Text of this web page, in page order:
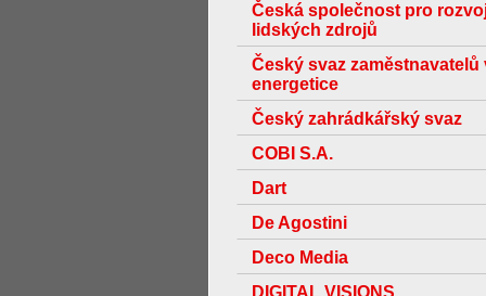
Česká společnost pro
lidských zdrojů
Český svaz zaměstnavatelů
energetice
Český zahrádkářský svaz
COBI S.A.
Dart
De Agostini
Deco Media
DIGITAL VISIONS